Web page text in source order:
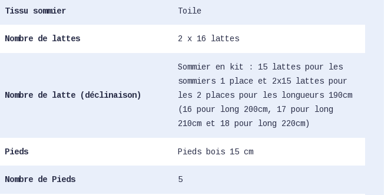
Tissu sommier Toile
Nombre de lattes 2 x 16 lattes
Nombre de latte (déclinaison)
Sommier en kit : 15 lattes pour les
sommiers 1 place et 2x15 lattes pour
les 2 places pour les longueurs 190cm
(16 pour long 200cm, 17 pour long
210cm et 18 pour long 220cm)
Pieds Pieds bois 15 cm
Nombre de Pieds 5